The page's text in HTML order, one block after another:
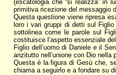
(escatologia che “si realizza” in
primitiva ricezione del messaggio
Questa questione viene ripresa
loro i vari gruppi di detti sul
sottolinea come le parole sul
costituisce l’aspetto essenziale
Figlio dell’uomo di Daniele e il
anzitutto nell’unione con Dio nella
Questa è la figura di Gesù che,
chiama a seguirlo e a fondare su